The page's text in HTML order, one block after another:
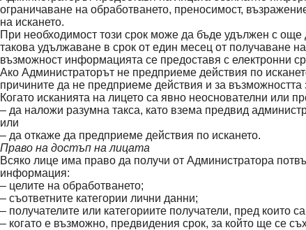
ограничаване на обработването, преносимост,
на искането.
При необходимост този срок може да бъде удължен с
такова удължаване в срок от един месец от получаване
възможност информацията се предоставя с електронни
Ако Администраторът не предприеме действия по
причините да не предприеме действия и за
Когато исканията на лицето са явно неоснователни или
– да наложи разумна такса, като взема предвид
или
– да откаже да предприеме действия по искането.
Право на достъп на лицата
Всяко лице има право да получи от Администратора
информация:
– целите на обработването;
– съответните категории лични данни;
– получателите или категориите получатели, пред
– когато е възможно, предвидения срок, за който ще се